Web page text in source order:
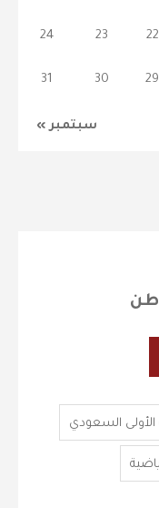
سبتمبر »
22
23
24
29
30
31
الأولى السعودي